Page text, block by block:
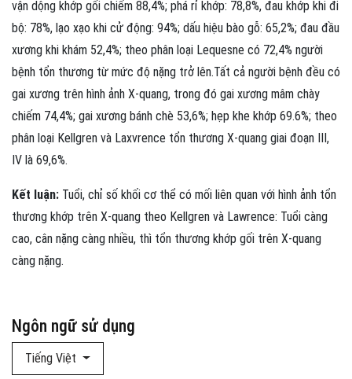
Ngôn ngữ sử dụng
Tiếng Việt
vận dộng khớp gối chiếm 88,4%; phá rỉ khớp: 78,8%, đau khớp khi đi
bộ: 78%, lạo xạo khi cử động: 94%; dấu hiệu bào gỗ: 65,2%; đau đầu
xương khi khám 52,4%; theo phân loại Lequesne có 72,4% người
bệnh tổn thương từ mức độ nặng trở lên.Tất cả người bệnh đều có
gai xương trên hình ảnh X-quang, trong đó gai xương mâm chày
chiếm 74,4%; gai xương bánh chè 53,6%; hẹp khe khớp 69.6%; theo
phân loại Kellgren và Laxvrence tổn thương X-quang giai đoạn III,
IV là 69,6%.
Kết luận: Tuổi, chỉ số khối cơ thể có mối liên quan với hình ảnh tổn
thương khớp trên X-quang theo Kellgren và Lawrence: Tuổi càng
cao, cân nặng càng nhiều, thì tổn thương khớp gối trên X-quang
càng nặng.